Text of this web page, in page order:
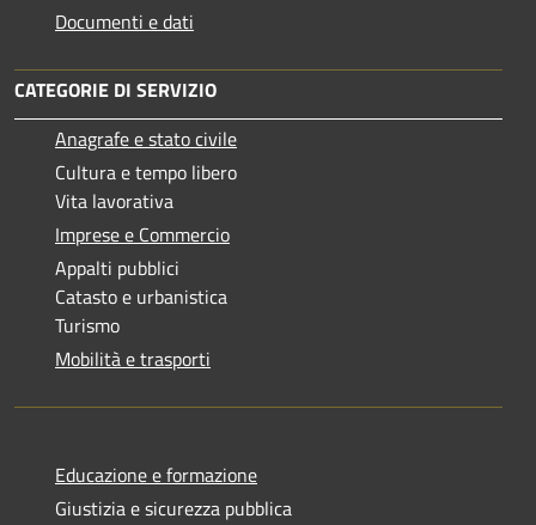
Documenti e dati
CATEGORIE DI SERVIZIO
Anagrafe e stato civile
Cultura e tempo libero
Vita lavorativa
Imprese e Commercio
Appalti pubblici
Catasto e urbanistica
Turismo
Mobilità e trasporti
Educazione e formazione
Giustizia e sicurezza pubblica